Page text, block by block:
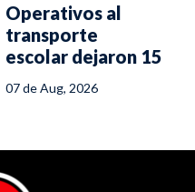
Operativos al
transporte
escolar dejaron 15
Ibagué
07 de Aug, 2026